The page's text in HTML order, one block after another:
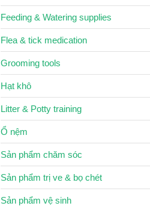
Feeding & Watering supplies
Flea & tick medication
Grooming tools
Hạt khô
Litter & Potty training
Ổ nệm
Sản phẩm chăm sóc
Sản phẩm trị ve & bọ chét
Sản phẩm vệ sinh